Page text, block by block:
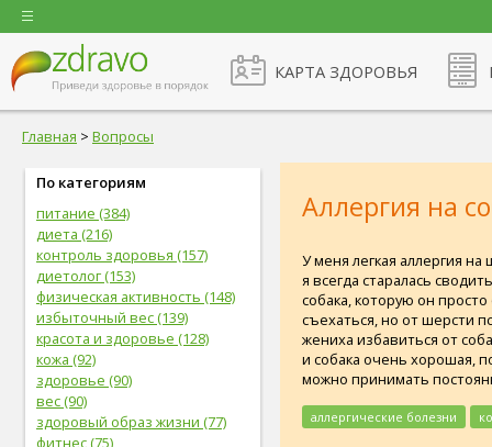
КАРТА ЗДОРОВЬЯ
Главная > Вопросы
По категориям
питание (384)
диета (216)
контроль здоровья (157)
диетолог (153)
физическая активность (148)
избыточный вес (139)
красота и здоровье (128)
кожа (92)
здоровье (90)
вес (90)
здоровый образ жизни (77)
фитнес (75)
Аллергия на
У меня легкая аллергия
я всегда старалась
собака, которую он
съехаться, но от шерсти
жениха избавиться от
и собака очень хорошая,
можно принимать
аллергические болезни